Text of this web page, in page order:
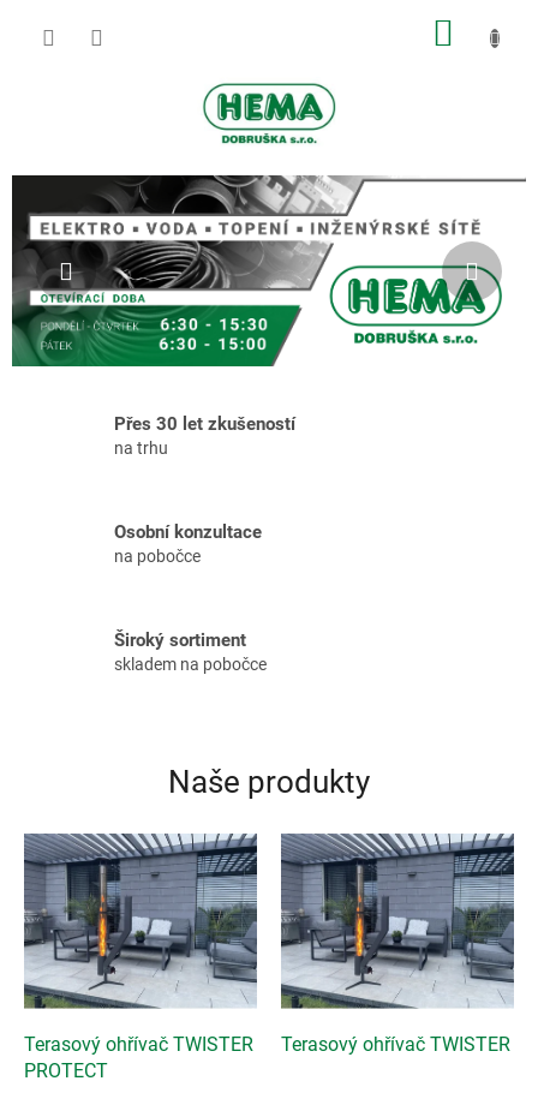
E
M
A
D
O
Předchozí
Přes 30 let zkušeností
na trhu
Osobní konzultace
na pobočce
Široký sortiment
skladem na pobočce
Naše produkty
Terasový ohřívač TWISTER
PROTECT
Terasový ohřívač TWISTER